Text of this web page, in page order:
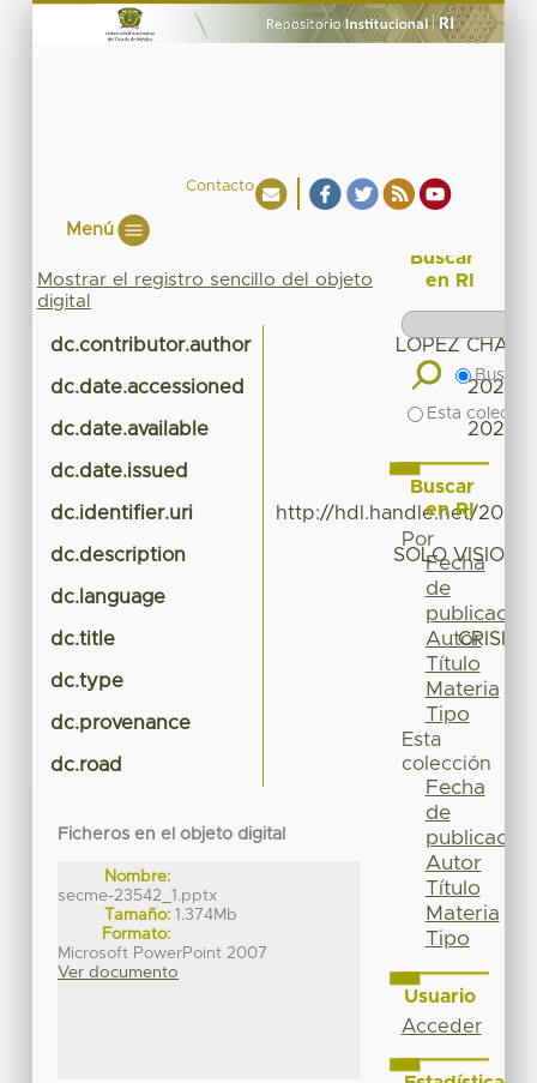
Contacto
Menú
Mostrar el registro sencillo del objeto
digital
dc.contributor.author LOPEZ CHAU
dc.date.accessioned 2020-
dc.date.available 2020-
dc.date.issued
dc.identifier.uri http://hdl.handle.net/
dc.description SOLO VISION
dc.language
dc.title CRISIS
dc.type
dc.provenance
dc.road
Ficheros en el objeto digital
Nombre:
secme-23542_1.pptx
Tamaño: 1.374Mb
Formato:
Microsoft PowerPoint 2007
Ver documento
Buscar
en RI
Buscar
Esta
Buscar
en RI
Por
Fecha
de
publicación
Autor
Título
Materia
Tipo
Esta
colección
Fecha
de
publicación
Autor
Título
Materia
Tipo
Usuario
Acceder